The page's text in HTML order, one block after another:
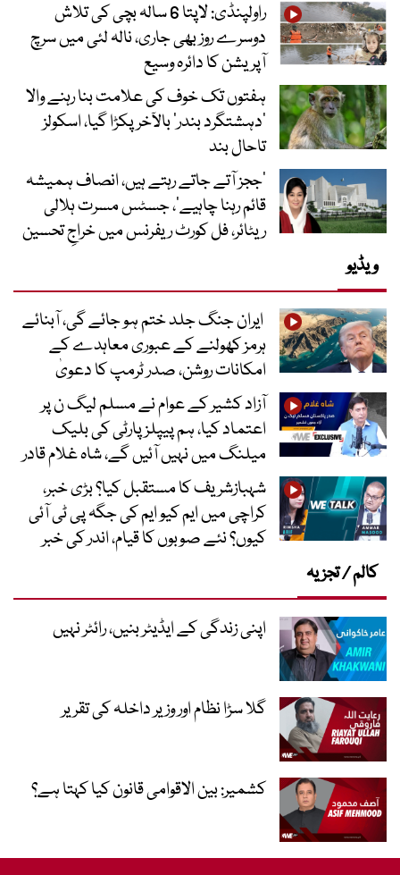
راولپنڈی: لاپتا 6 سالہ بچی کی تلاش
دوسرے روز بھی جاری، نالہ لئی میں سرچ
آپریشن کا دائرہ وسیع
ہفتوں تک خوف کی علامت بنا رہنے والا
‘دہشتگرد بندر’ بالآخر پکڑا گیا، اسکولز
تاحال بند
’ججز آتے جاتے رہتے ہیں، انصاف ہمیشہ
قائم رہنا چاہیے‘، جسٹس مسرت ہلالی
ریٹائر، فل کورٹ ریفرنس میں خراجِ تحسین
ویڈیو
ایران جنگ جلد ختم ہو جائے گی، آبنائے
ہرمز کھولنے کے عبوری معاہدے کے
امکانات روشن، صدر ٹرمپ کا دعویٰ
آزاد کشیر کے عوام نے مسلم لیگ ن پر
اعتماد کیا، ہم پیپلز پارٹی کی بلیک
میلنگ میں نہیں آئیں گے، شاہ غلام قادر
شہبازشریف کا مستقبل کیا؟ بڑی خبر،
کراچی میں ایم کیو ایم کی جگہ پی ٹی آئی
کیوں؟ نئے صوبوں کا قیام، اندر کی خبر
کالم / تجزیہ
اپنی زندگی کے ایڈیٹر بنیں، رائٹر نہیں
گلا سڑا نظام اور وزیر داخلہ کی تقریر
کشمیر: بین الاقوامی قانون کیا کہتا ہے؟